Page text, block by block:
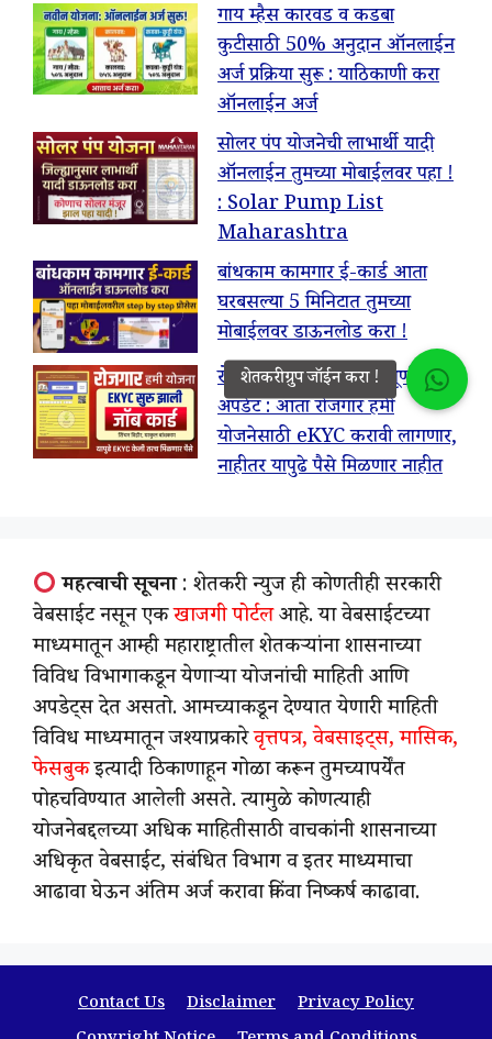
गाय म्हैस कारवड व कडबा
कुटीसाठी 50% अनुदान ऑनलाईन
अर्ज प्रक्रिया सुरू : याठिकाणी करा
ऑनलाईन अर्ज
सोलर पंप योजनेची लाभार्थी यादी
ऑनलाईन तुमच्या मोबाईलवर पहा !
: Solar Pump List
Maharashtra
बांधकाम कामगार ई-कार्ड आता
घरबसल्या 5 मिनिटात तुमच्या
मोबाईलवर डाऊनलोड करा !
रोजगार हमी योजना महत्वपूर्ण
अपडेट : आता रोजगार हमी
योजनेसाठी eKYC करावी लागणार,
नाहीतर यापुढे पैसे मिळणार नाहीत
महत्वाची सूचना: शेतकरी न्युज ही कोणतीही सरकारी
वेबसाईट नसून एकखाजगी पोर्टलआहे. या वेबसाईटच्या
माध्यमातून आम्ही महाराष्ट्रातील शेतकऱ्यांना शासनाच्या
विविध विभागाकडून येणाऱ्या योजनांची माहिती आणि
अपडेट्स देत असतो. आमच्याकडून देण्यात येणारी माहिती
विविध माध्यमातून जश्याप्रकारेवृत्तपत्र, वेबसाइट्स, मासिक,
फेसबुकइत्यादी ठिकाणाहून गोळा करून तुमच्यापर्येंत
पोहचविण्यात आलेली असते. त्यामुळे कोणत्याही
योजनेबद्दलच्या अधिक माहितीसाठी वाचकांनी शासनाच्या
अधिकृत वेबसाईट, संबंधित विभाग व इतर माध्यमाचा
आढावा घेऊन अंतिम अर्ज करावा किंवा निष्कर्ष काढावा.
Contact Us Disclaimer
Privacy Policy